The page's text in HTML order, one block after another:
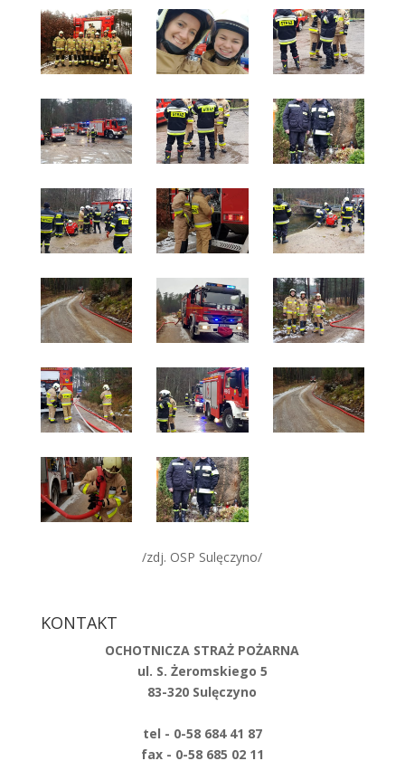
/zdj. OSP Sulęczyno/
KONTAKT
OCHOTNICZA STRAŻ POŻARNA
ul. S. Żeromskiego 5
83-320 Sulęczyno
tel - 0-58 684 41 87
fax - 0-58 685 02 11